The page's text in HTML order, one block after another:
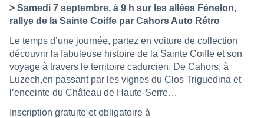
> Samedi 7 septembre, à 9 h sur les allées Fénelon,
rallye de la Sainte Coiffe par Cahors Auto Rétro
Le temps d’une journée, partez en voiture de collection
découvrir la fabuleuse histoire de la Sainte Coiffe et son
voyage à travers le territoire cadurcien. De Cahors, à
Luzech,en passant par les vignes du Clos Triguedina et
l’enceinte du Château de Haute-Serre…
Inscription gratuite et obligatoire à